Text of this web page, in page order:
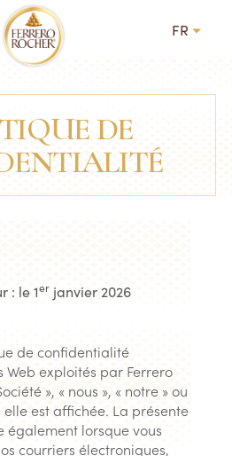
FR
DE
: le 1er janvier 2026
de confidentialité
Web exploités par Ferrero
», « nous », « notre » ou
elle est affichée. La présente
également lorsque vous
courriers électroniques,